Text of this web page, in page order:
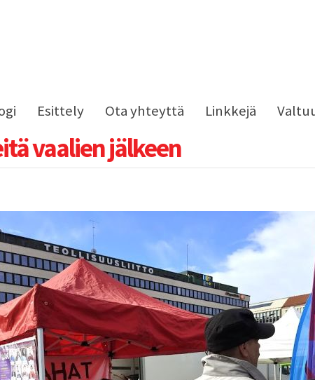
Esittely Ota yhteyttä Linkkejä
vaalien jälkeen